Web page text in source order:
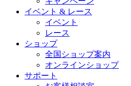
イベント & レース
イベント
レース
ショップ
全国ショップ案内
オンラインショップ
サポート